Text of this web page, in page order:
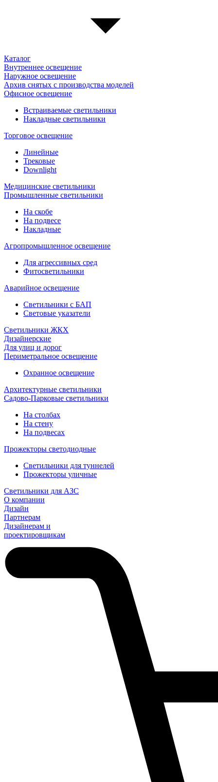
Каталог
Внутреннее освещение
Наружное освещение
Архив снятых с производства моделей
Офисное освещение
Встраиваемые светильники
Накладные светильники
Торговое освещение
Линейные
Трековые
Downlight
Медицинские светильники
Промышленные светильники
На скобе
На подвесе
Накладные
Агропромышленное освещение
Для агрессивных сред
Фитосветильники
Аварийное освещение
Светильники с БАП
Световые указатели
Светильники ЖКХ
Дизайнерские
Для улиц и дорог
Периметральное освещение
Охранное освещение
Архитектурные светильники
Садово-Парковые светильники
На столбах
На стену
На подвесах
Прожекторы светодиодные
Светильники для туннелей
Прожекторы уличные
Светильники для АЗС
О компании
Дизайн
Партнерам
Дизайнерам и
проектировщикам